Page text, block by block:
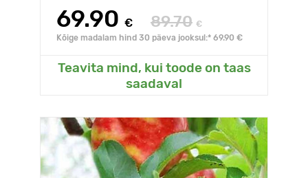
69.90 € 89.70 €
Kõige madalam hind 30 päeva jooksul:* 69.90 €
Teavita mind, kui toode on taas
saadaval